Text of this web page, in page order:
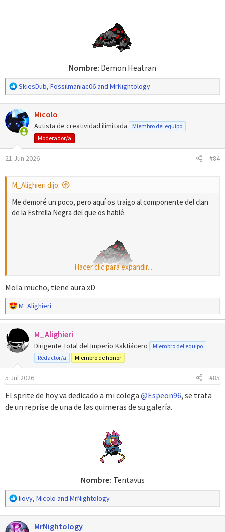
Nombre: Demon Heatran​
R
e
a
c
c
i
e
SkiesDub, Fossilmaniac06and MrNightology
Micolo
Autista de creatividad ilimitada
Miembro del equipo
Moderador/a
21 Jun 2026 #84
M_Alighieri dijo:
Me demoré un poco, pero aquí os traigo al componente del clan
de la Estrella Negra del que os hablé.
Nombre:
Hacer clic para expandir...
Mola mucho, tiene aura xD
R
e
a
c
i
e
:
M_Alighieri
M_Alighieri
Dirigente Total del Imperio Kaktiácero
Miembro del equipo
Redactor/a
Miembro de honor
5 Jul 2026 #85
El sprite de hoy va dedicado a mi colega @Espeon96, se trata
de un reprise de una de las quimeras de su galería.
Nombre: Tentavus​
R
e
a
c
liovy, Micolo and MrNightology
MrNightology